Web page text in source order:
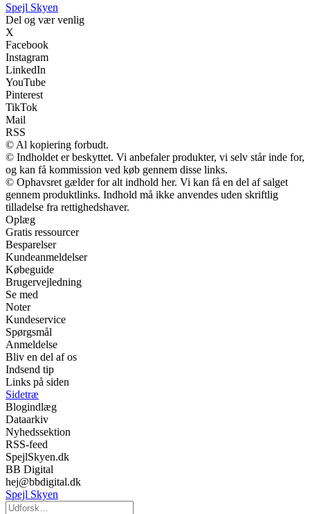
Spejl Skyen
Del og vær venlig
X
Facebook
Instagram
LinkedIn
YouTube
Pinterest
TikTok
Mail
RSS
© Al kopiering forbudt.
© Indholdet er beskyttet. Vi anbefaler produkter, vi selv står inde for,
og kan få kommission ved køb gennem disse links.
© Ophavsret gælder for alt indhold her. Vi kan få en del af salget
gennem produktlinks. Indhold må ikke anvendes uden skriftlig
tilladelse fra rettighedshaver.
Oplæg
Gratis ressourcer
Besparelser
Kundeanmeldelser
Købeguide
Brugervejledning
Se med
Noter
Kundeservice
Spørgsmål
Anmeldelse
Bliv en del af os
Indsend tip
Links på siden
Sidetræ
Blogindlæg
Dataarkiv
Nyhedssektion
RSS-feed
SpejlSkyen.dk
BB Digital
hej@bbdigital.dk
Spejl Skyen